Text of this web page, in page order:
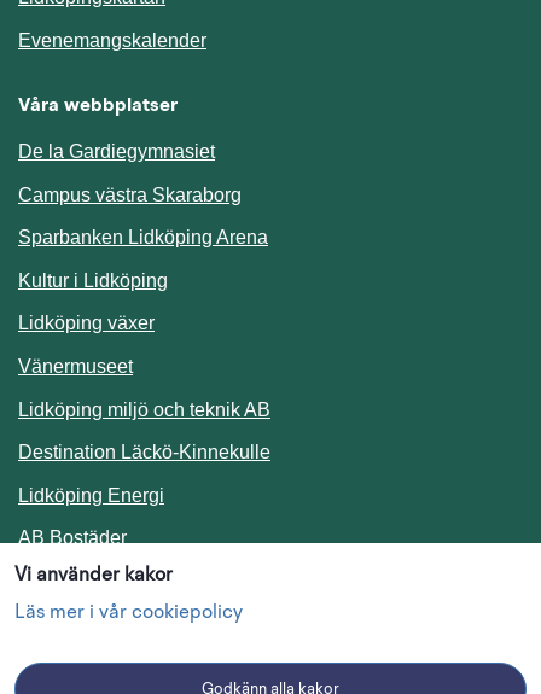
Vi använder kakor
Läs mer i vår cookiepolicy
Godkänn alla kakor
EvenemangskalenderLänk till annan webbplats.
Våra webbplatser
De la Gardiegymnasiet
Campus västra Skaraborg
Sparbanken Lidköping Arena
Kultur i Lidköping
Lidköping växer
Vänermuseet
Lidköping miljö och teknik AB
Destination Läckö-KinnekulleLänk till annan webbplats.
Lidköping Energi
AB BostäderLänk till annan webbplats.
Följ oss i sociala medier